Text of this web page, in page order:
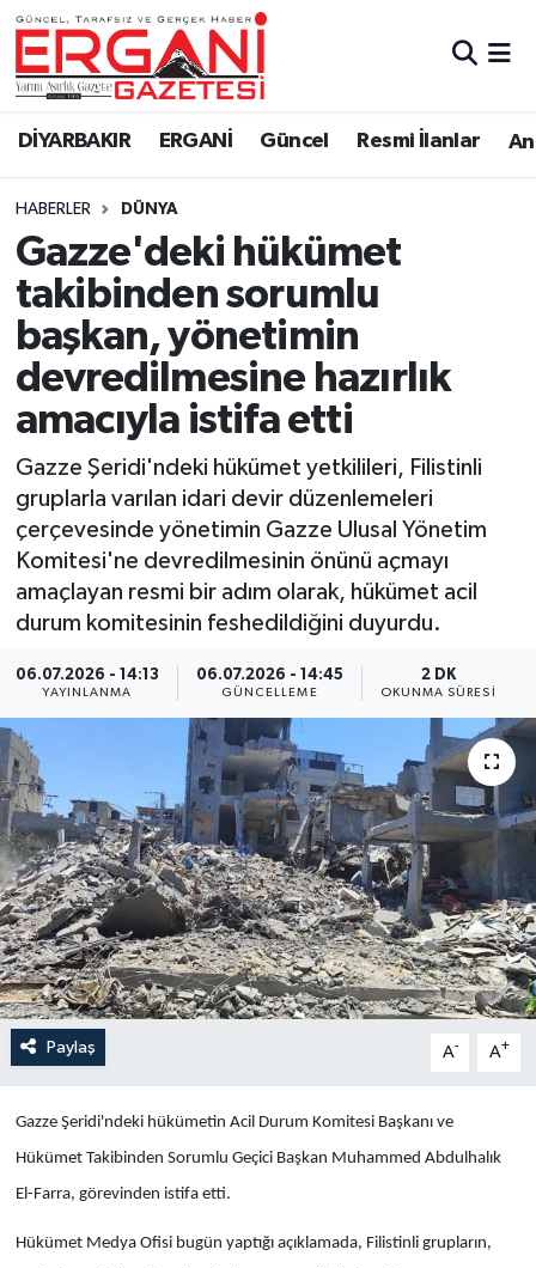
DİYARBAKIR ERGANİ Güncel Resmi İlanlar
HABERLER DÜNYA
Gazze'deki hükümet
takibinden sorumlu
başkan, yönetimin
devredilmesine hazırlık
amacıyla istifa etti
Gazze Şeridi'ndeki hükümet yetkilileri, Filistinli
gruplarla varılan idari devir düzenlemeleri
çerçevesinde yönetimin Gazze Ulusal Yönetim
Komitesi'ne devredilmesinin önünü açmayı
amaçlayan resmi bir adım olarak, hükümet acil
durum komitesinin feshedildiğini duyurdu.
06.07.2026 - 14:13
YAYINLANMA
06.07.2026 - 14:45
GÜNCELLEME
2 DK
OKUNMA SÜRESI
Paylaş A- A+
Gazze Şeridi'ndeki hükümetin Acil Durum Komitesi Başkanı ve
Hükümet Takibinden Sorumlu Geçici Başkan Muhammed Abdulhalık
El-Farra, görevinden istifa etti.
Hükümet Medya Ofisi bugün yaptığı açıklamada, Filistinli grupların,
DİYARBAKIR
BİSMİL
BAĞLAR
ERGANİ
Güncel
Eği̇ti̇m
Resmi İlanlar
Sağlık
Si̇yaset
Spor
Yaşam
Bi̇li̇m & Teknoloji̇
Eği̇ti̇m
Ergani Nöbetçi Eczaneler
Ergani Hava Durumu
Ergani Trafik Yoğunluk Haritası
Süper Lig Puan Durumu ve Fikstür
Tüm Manşetler
Son Dakika Haberleri
Haber Arşivi